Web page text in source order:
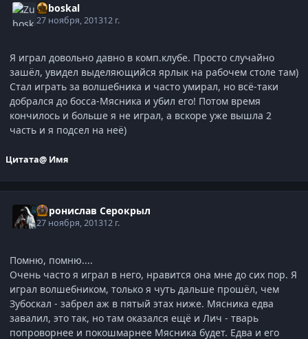
Zuboskal
27 ноября, 201312 г.
Я играл довольно давно в комп.клубе. Просто случайно
зашёл, увидел выделяющийся ярлык на рабочем столе там)
Стал играть за волшебника и часто умирал, но всё-таки
добрался до босса-Мясника и убил его! Потом время
кончилось и больше я не играл, а вскоре уже вышла 2
часть и я подсел на неё)
Цитата@ Имя
Воронислав Серокрыл
27 ноября, 201312 г.
Помню, помню....
Очень часто я играл в него, нравится она мне до сих пор. Я
играл волшебником, только я чуть дальше прошёл, чем
Зубоскал - забрел аж в пятый этах ниже. Мясника едва
завалил, это так, но там оказался ещё и Лич - тварь
попроворнее и покошмарнее Мясника будет. Едва и его